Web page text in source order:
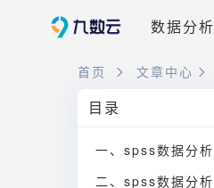
数据分析
首页 文章中心
目录